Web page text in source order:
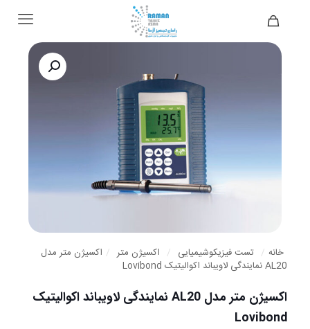
خانه / تست فیزیکوشیمیایی / اکسیژن متر / اکسیژن متر مدل
AL20 نمایندگی لاویباند اکوالیتیک Lovibond
اکسیژن متر مدل AL20 نمایندگی لاویباند اکوالیتیک
Lovibond